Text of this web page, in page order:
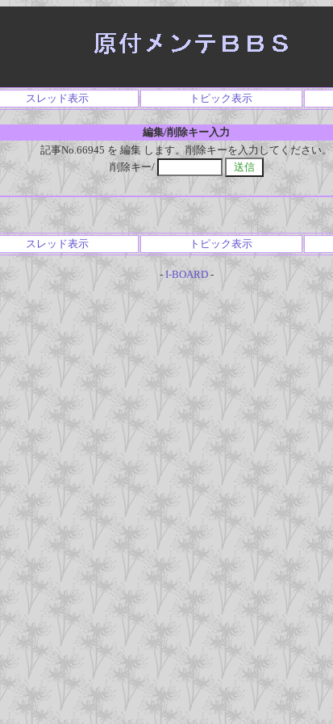
スレッド表示 トピック表示
編集/削除キー入力
記事No.66945 を 編集 します。削除キーを入力してください。
削除キー/
スレッド表示 トピック表示
- I-BOARD-